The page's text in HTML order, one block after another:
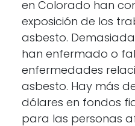
en Colorado han
exposición de los
asbesto.
han enfermado o
enfermedades
asbesto. Hay más
dólares en fondos
para las personas